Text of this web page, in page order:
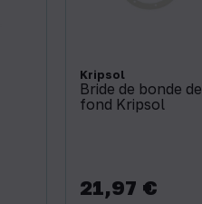
Kripsol
Bride de bonde de
fond Kripsol
Prix
21,97 €